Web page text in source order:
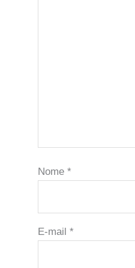
Nome *
E-mail *